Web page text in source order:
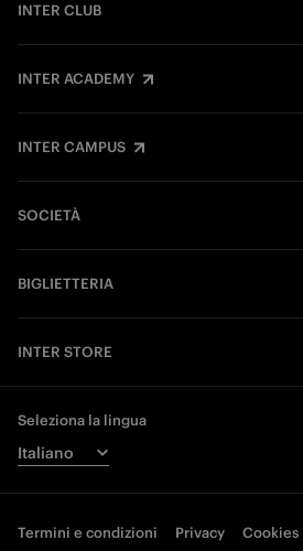
INTER CLUB
INTER ACADEMY
INTER CAMPUS
SOCIETÀ
BIGLIETTERIA
INTER STORE
Seleziona la lingua
Termini e condizioni Privacy Cookies